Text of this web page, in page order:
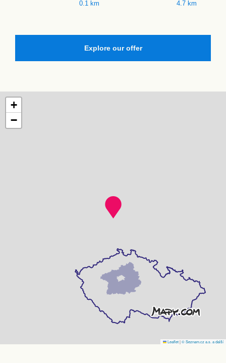
0.1 km 4.7 km
Explore our offer
+
−
Leaflet|© Seznam.cz a.s. a další